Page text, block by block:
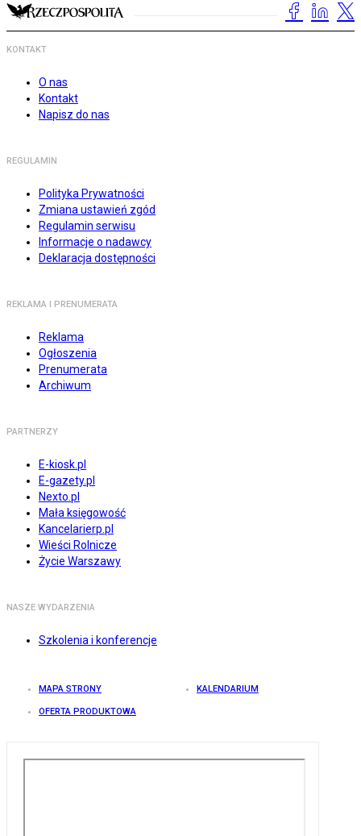
KONTAKT
O nas
Kontakt
Napisz do nas
REGULAMIN
Polityka Prywatności
Zmiana ustawień zgód
Regulamin serwisu
Informacje o nadawcy
Deklaracja dostępności
REKLAMA I PRENUMERATA
Reklama
Ogłoszenia
Prenumerata
Archiwum
PARTNERZY
E-kiosk.pl
E-gazety.pl
Nexto.pl
Mała księgowość
Kancelarierp.pl
Wieści Rolnicze
Życie Warszawy
NASZE WYDARZENIA
Szkolenia i konferencje
MAPA STRONY KALENDARIUM
OFERTA PRODUKTOWA